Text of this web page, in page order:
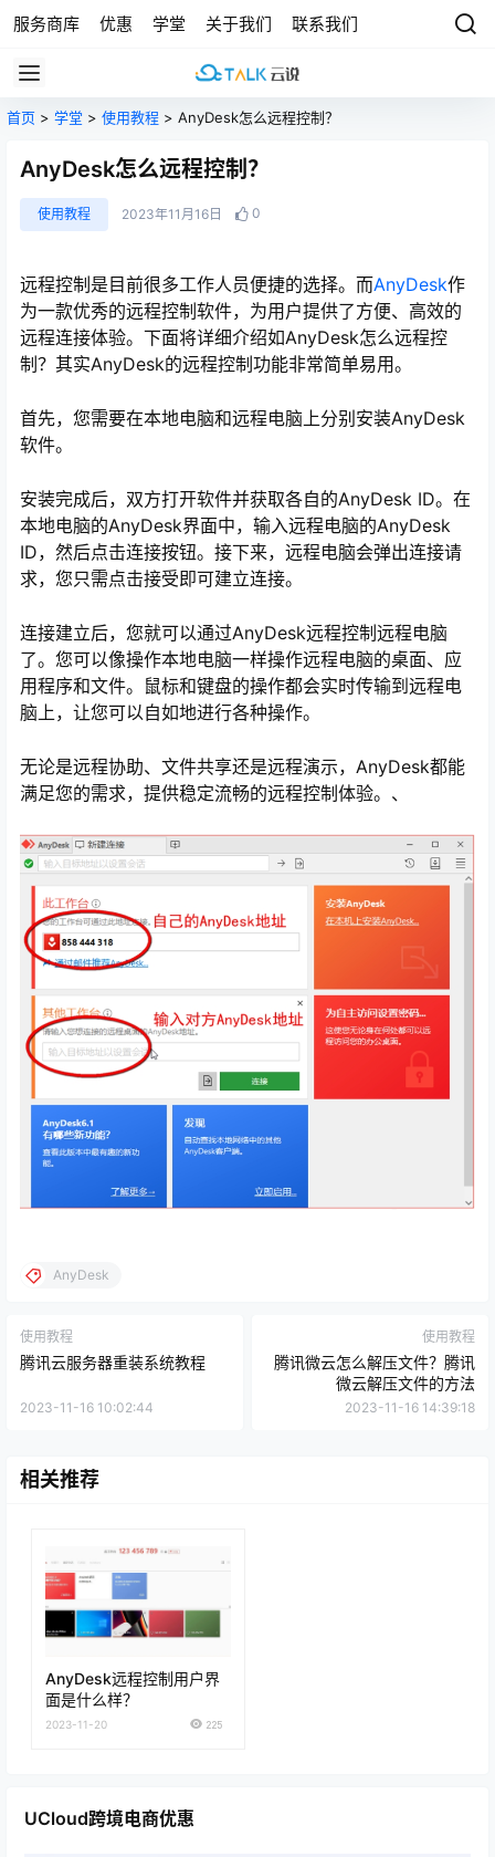
服务商库 优惠 学堂 关于我们 联系我们
首页 > 学堂 > 使用教程 > AnyDesk怎么远程控制？
AnyDesk怎么远程控制？
使用教程 2023年11月16日 0
远程控制是目前很多工作人员便捷的选择。而AnyDesk作
为一款优秀的远程控制软件，为用户提供了方便、高效的
远程连接体验。下面将详细介绍如AnyDesk怎么远程控
制？其实AnyDesk的远程控制功能非常简单易用。
首先，您需要在本地电脑和远程电脑上分别安装AnyDesk
软件。
安装完成后，双方打开软件并获取各自的AnyDesk ID。在
本地电脑的AnyDesk界面中，输入远程电脑的AnyDesk
ID，然后点击连接按钮。接下来，远程电脑会弹出连接请
求，您只需点击接受即可建立连接。
连接建立后，您就可以通过AnyDesk远程控制远程电脑
了。您可以像操作本地电脑一样操作远程电脑的桌面、应
用程序和文件。鼠标和键盘的操作都会实时传输到远程电
脑上，让您可以自如地进行各种操作。
无论是远程协助、文件共享还是远程演示，AnyDesk都能
满足您的需求，提供稳定流畅的远程控制体验。、
AnyDesk
使用教程
腾讯云服务器重装系统教程
2023-11-16 10:02:44
使用教程
腾讯微云怎么解压文件？腾讯
微云解压文件的方法
2023-11-16 14:39:18
相关推荐
AnyDesk远程控制用户界
面是什么样？
2023-11-20 225
UCloud跨境电商优惠